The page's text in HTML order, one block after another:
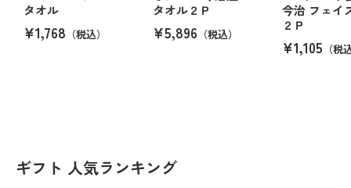
タオル
¥1,768 （税込）
タオル２Ｐ
¥5,896 （税込）
今治 フェイ
２Ｐ
¥1,105 （税
ギフト 人気ランキング